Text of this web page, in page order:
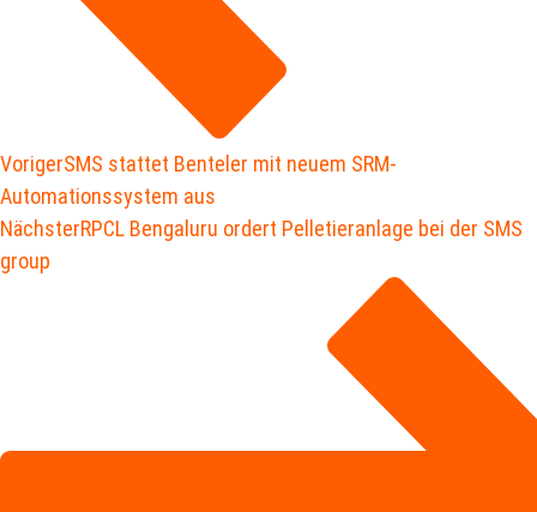
VorigerSMS stattet Benteler mit neuem SRM-
Automationssystem aus
NächsterRPCL Bengaluru ordert Pelletieranlage bei der SMS
group